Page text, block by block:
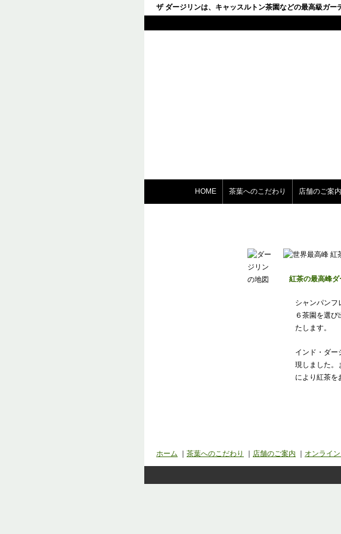
ザ ダージリンは、キャッスルトン茶園などの最高級ガー
HOME 茶葉へのこだわり 店舗のご案内
紅茶の最高峰ダ
シャンパンフ
６茶園を選
たします。
インド・ダー
現しました。
により紅茶を
ホーム 茶葉へのこだわり 店舗のご案内 オンライ